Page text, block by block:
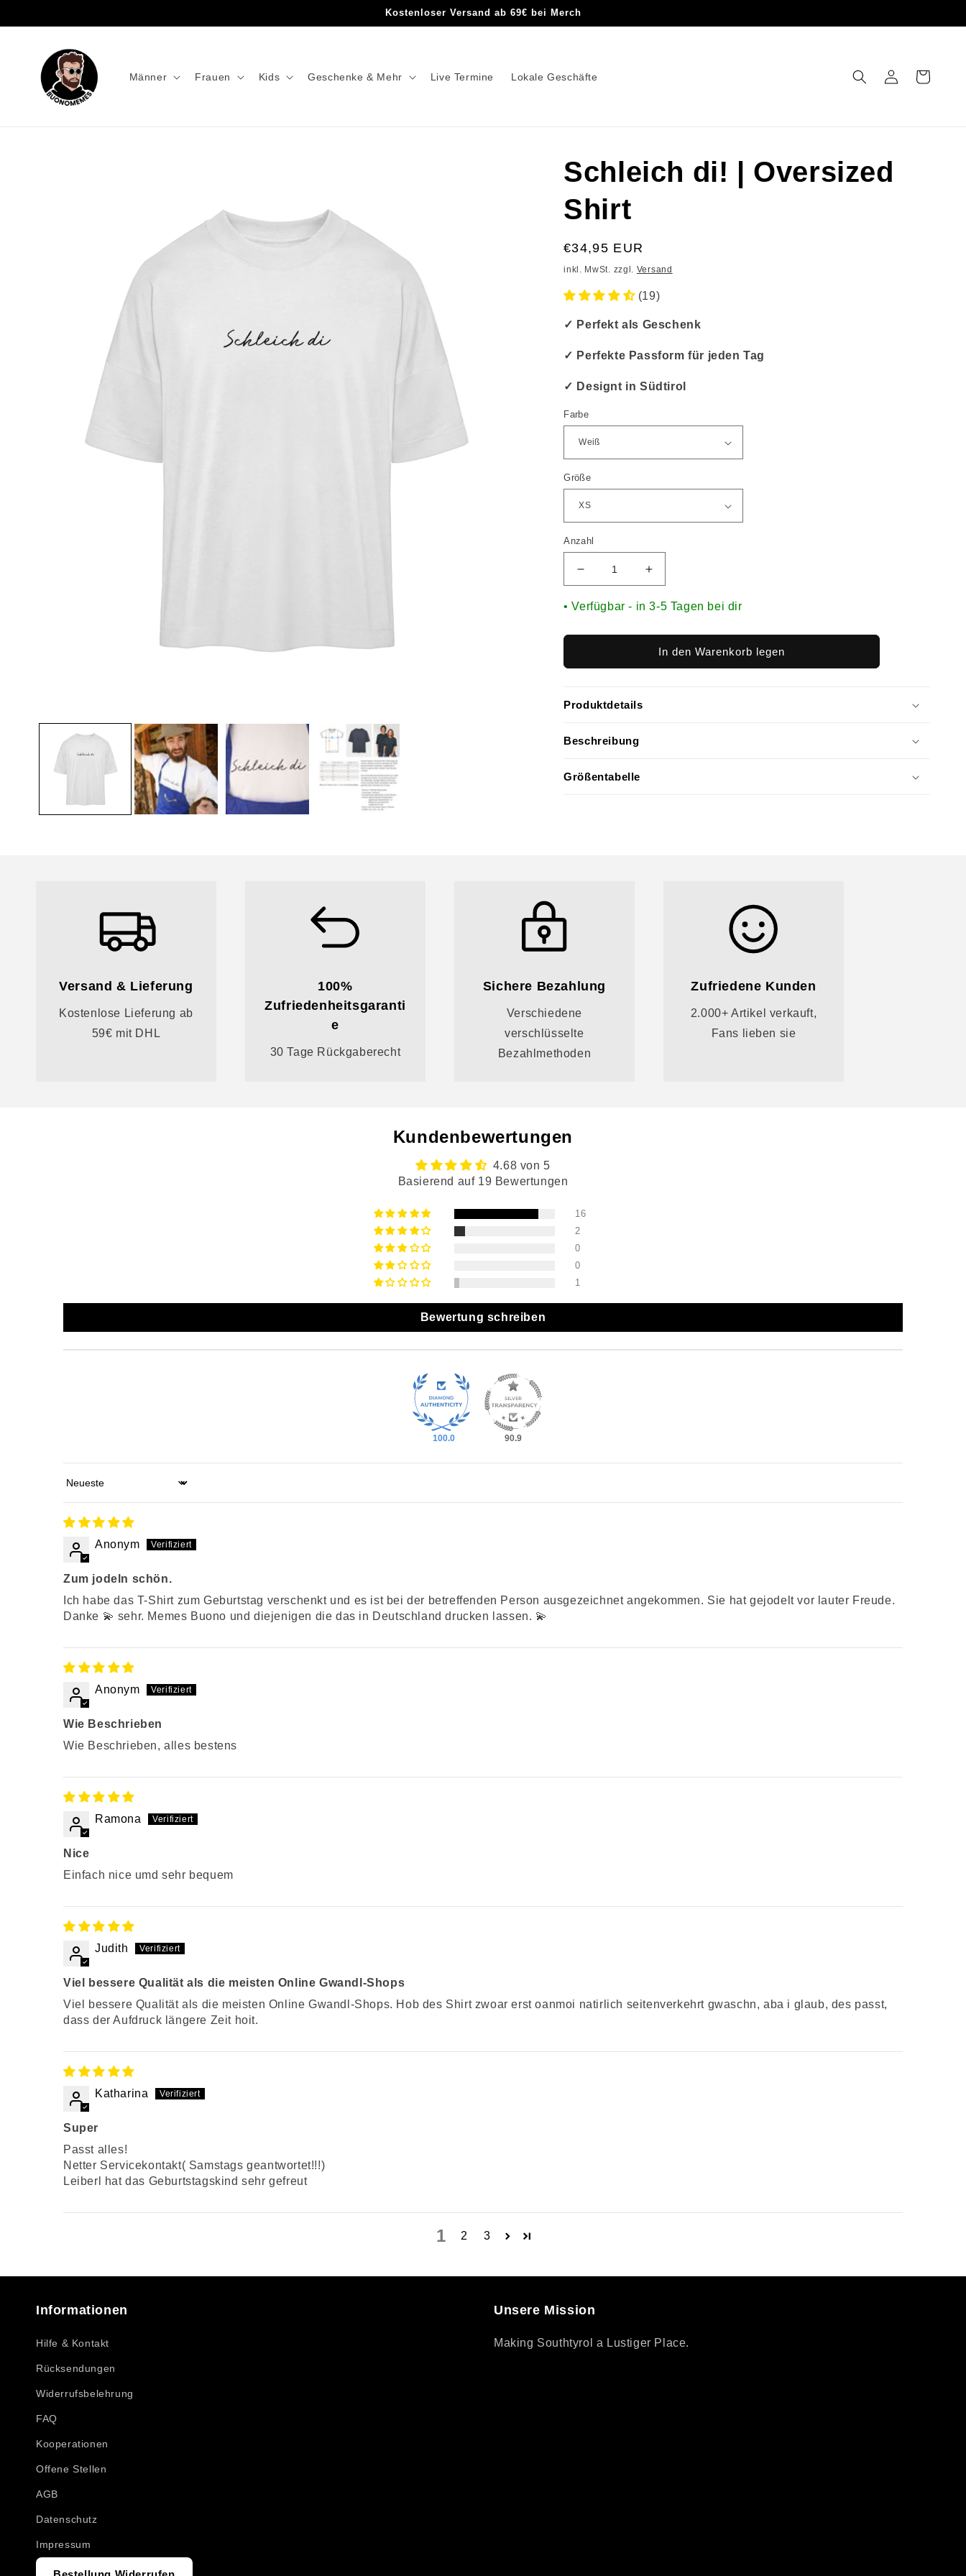
Kostenloser Versand ab 69€ bei Merch
Männer Frauen Kids Geschenke & Mehr Live Termine Lokale Geschäfte EinloggenWarenkorb
Schleich di! | Oversized
Shirt
€34,95 EUR
inkl. MwSt. zzgl. Versand
(19)
✓ Perfekt als Geschenk
✓ Perfekte Passform für jeden Tag
✓ Designt in Südtirol
Farbe
Größe
Anzahl
• Verfügbar - in 3-5 Tagen bei dir
In den Warenkorb legen
Produktdetails
Beschreibung
Größentabelle
Versand & Lieferung
Kostenlose Lieferung ab
59€ mit DHL
100%
Zufriedenheitsgaranti
e
30 Tage Rückgaberecht
Sichere Bezahlung
Verschiedene
verschlüsselte
Bezahlmethoden
Zufriedene Kunden
2.000+ Artikel verkauft,
Fans lieben sie
Kundenbewertungen
4.68 von 5
Basierend auf 19 Bewertungen
16
2
0
0
1
Bewertung schreiben
100.0 90.9
Sort by
Anonym
Zum jodeln schön.
Ich habe das T-Shirt zum Geburtstag verschenkt und es ist bei der betreffenden Person ausgezeichnet angekommen. Sie hat gejodelt vor lauter Freude.
Danke 💫 sehr. Memes Buono und diejenigen die das in Deutschland drucken lassen. 💫
Anonym
Wie Beschrieben
Wie Beschrieben, alles bestens
Ramona
Nice
Einfach nice umd sehr bequem
Judith
Viel bessere Qualität als die meisten Online Gwandl-Shops
Viel bessere Qualität als die meisten Online Gwandl-Shops. Hob des Shirt zwoar erst oanmoi natirlich seitenverkehrt gwaschn, aba i glaub, des passt,
dass der Aufdruck längere Zeit hoit.
Katharina
Super
Passt alles!
Netter Servicekontakt( Samstags geantwortet!!!)
Leiberl hat das Geburtstagskind sehr gefreut
1 2 3
Informationen
Hilfe & Kontakt
Rücksendungen
Widerrufsbelehrung
FAQ
Kooperationen
Offene Stellen
AGB
Datenschutz
Impressum
Unsere Mission
Making Southtyrol a Lustiger Place.